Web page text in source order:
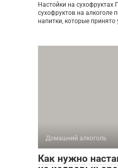
Настойки на сухофруктах
сухофруктов на алкоголе
напитки, которые принято
Домашний алкоголь
Как нужно